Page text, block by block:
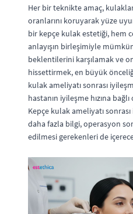
Her bir teknikte amaç,
oranlarını koruyarak yüze
bir kepçe kulak estetiği, hem
anlayışın birleşimiyle
beklentilerini karşılamak ve
hissettirmek, en büyük
kulak ameliyatı sonrası
hastanın iyileşme hızına
Kepçe kulak ameliyatı
daha fazla bilgi, operasyon
edilmesi gerekenleri de